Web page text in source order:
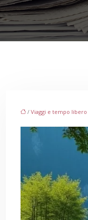
/ Viaggi e tempo libero